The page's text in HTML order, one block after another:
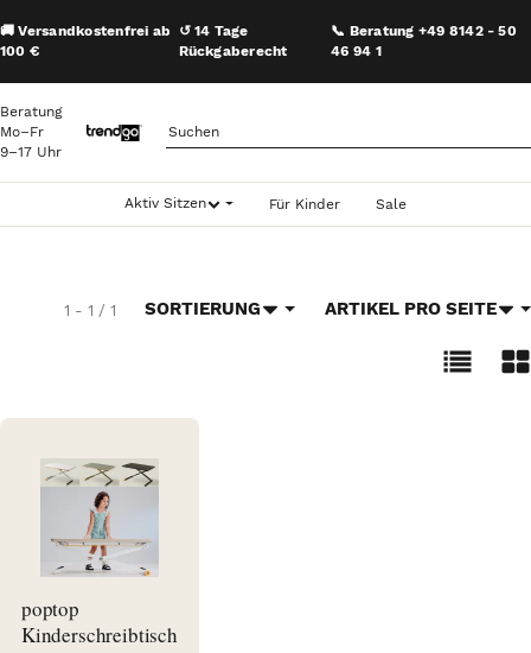
🚚 Versandkostenfrei ab
100 €
↺ 14 Tage
Rückgaberecht
📞 Beratung +49 8142 - 50
46 94 1
Beratung
Mo–Fr
9–17 Uhr
Aktiv Sitzen Für Kinder Sale
1 - 1 / 1 SORTIERUNG ARTIKEL PRO SEITE
poptop
Kinderschreibtisch